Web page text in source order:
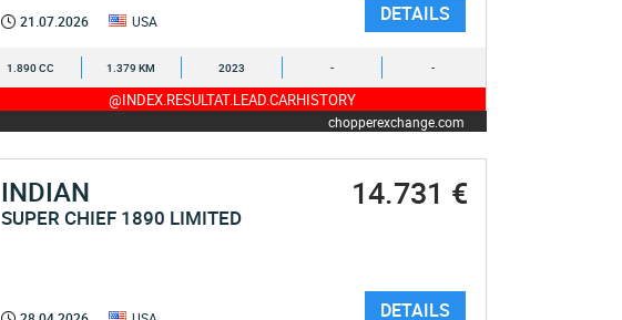
21.07.2026 USA DETAILS
1.890 CC 1.379 KM 2023 - -
@INDEX.RESULTAT.LEAD.CARHISTORY
chopperexchange.com
INDIAN
SUPER CHIEF 1890 LIMITED
14.731 €
DETAILS